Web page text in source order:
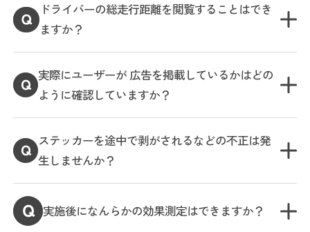
ドライバーの総走行距離を閲覧することはでき
ますか？
実際にユーザーが 広告を掲載しているかはどの
ように確認していますか？
ステッカーを途中で剥がされるなどの不正は発
生しませんか？
実施後になんらかの効果測定はできますか？